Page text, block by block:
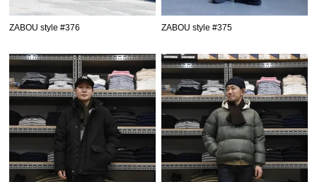
ZABOU style #376 ZABOU style #375